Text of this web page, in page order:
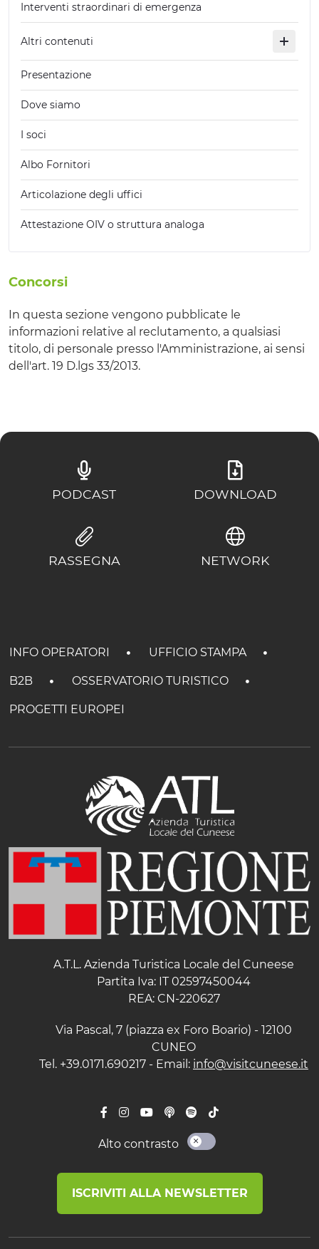
Interventi straordinari di emergenza
Altri contenuti
Presentazione
Dove siamo
I soci
Albo Fornitori
Articolazione degli uffici
Attestazione OIV o struttura analoga
Concorsi
In questa sezione vengono pubblicate le
informazioni relative al reclutamento, a qualsiasi
titolo, di personale presso l'Amministrazione, ai sensi
dell'art. 19 D.lgs 33/2013.
PODCAST DOWNLOAD
RASSEGNA NETWORK
INFO OPERATORI UFFICIO STAMPA
B2B OSSERVATORIO TURISTICO
PROGETTI EUROPEI
A.T.L. Azienda Turistica Locale del Cuneese
Partita Iva: IT 02597450044
REA: CN-220627
Via Pascal, 7 (piazza ex Foro Boario) - 12100
CUNEO
Tel. +39.0171.690217 - Email: info@visitcuneese.it
Alto contrasto
ISCRIVITI ALLA NEWSLETTER